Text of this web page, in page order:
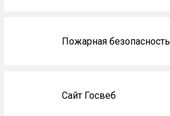
Пожарная безопасность
Сайт Госвеб